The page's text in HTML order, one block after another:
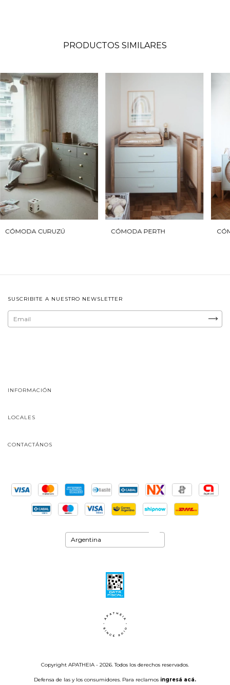
PRODUCTOS SIMILARES
CÓMODA CURUZÚ CÓMODA PERTH
SUSCRIBITE A NUESTRO NEWSLETTER
INFORMACIÓN
LOCALES
CONTACTÁNOS
Copyright APATHEIA - 2026. Todos los derechos reservados.
Defensa de las y los consumidores. Para reclamos ingresá acá.